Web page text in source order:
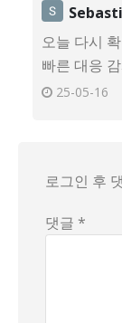
오늘 다시
빠른 대응
25-05-16
로그인 후
댓글 *